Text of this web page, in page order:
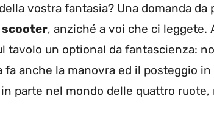
vostra fantasia? Una domanda
scooter, anziché a voi che ci leggete.
tavolo un optional da fantascienza:
fa anche la manovra ed il posteggio
parte nel mondo delle quattro